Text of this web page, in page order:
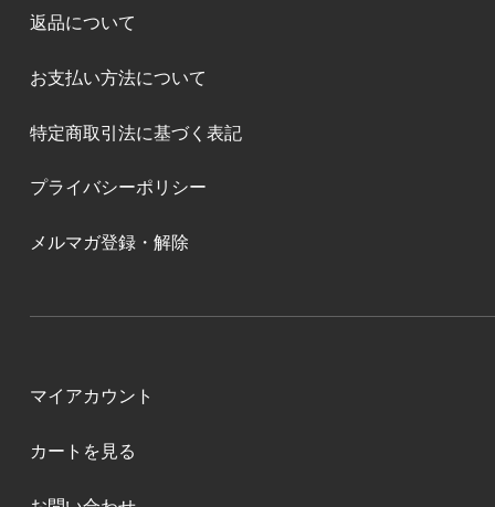
返品について
お支払い方法について
特定商取引法に基づく表記
プライバシーポリシー
メルマガ登録・解除
マイアカウント
カートを見る